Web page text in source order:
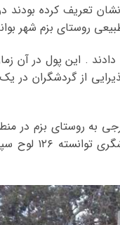
تعریف کرده بودند
روستای بزم شهر
تومان به عباس هدیه دادند . این
‫کسب و کار می‌تواند پذیرایی از
رونق گرفت که طی ۹ سال ۱۸ هزار گردشگر